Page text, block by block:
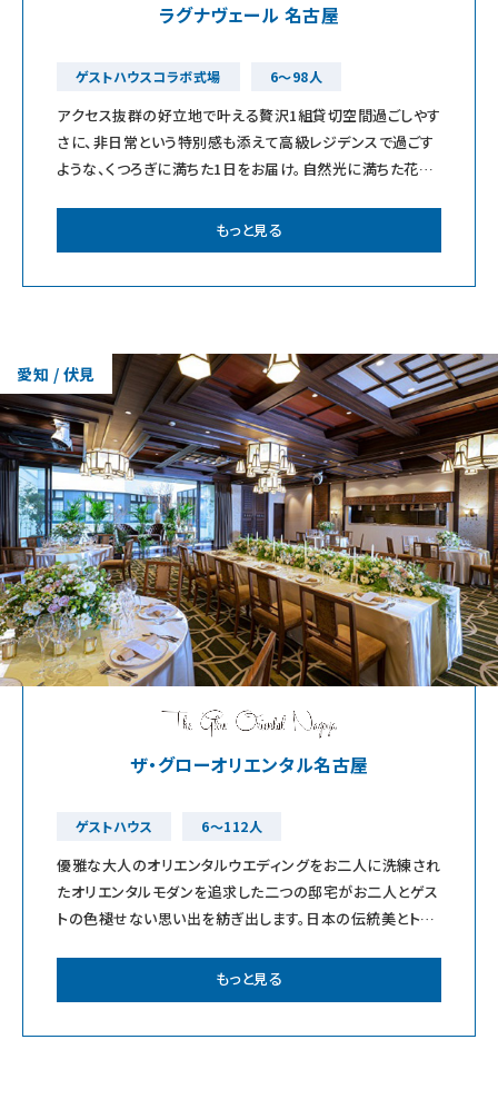
ラグナヴェール 名古屋
ゲストハウスコラボ式場 6～98人
アクセス抜群の好立地で叶える贅沢1組貸切空間過ごしやす
さに、非日常という特別感も添えて高級レジデンスで過ごす
ような、くつろぎに満ちた1日をお届け。自然光に満ちた花嫁
もっと見る
愛知 / 伏見
ザ・グローオリエンタル名古屋
ゲストハウス 6〜112人
優雅な大人のオリエンタルウエディングをお二人に洗練され
たオリエンタルモダンを追求した二つの邸宅がお二人とゲス
トの色褪せない思い出を紡ぎ出します。日本の伝統美とトレ
もっと見る